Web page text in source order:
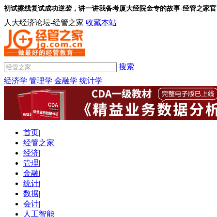
初试擦线复试成功逆袭，讲一讲我备考厦大经院金专的故事-经管之家
人大经济论坛-经管之家 收藏本站
搜索
经济学 管理学 金融学 统计学
首页|
经管之家|
经济|
管理|
金融|
统计|
数据|
会计|
人工智能|